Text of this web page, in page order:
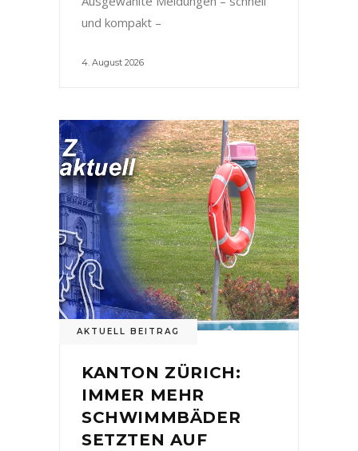
und kompakt –
4. August 2026
AKTUELL BEITRAG
KANTON ZÜRICH:
IMMER MEHR
SCHWIMMBÄDER
SETZTEN AUF